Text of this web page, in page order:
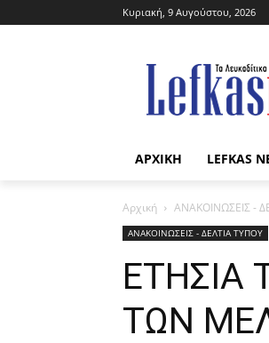
Κυριακή, 9 Αυγούστου, 2026
ΑΡΧΙΚΗ LEFKAS
Αρχική ΑΝΑΚΟΙΝΩΣΕΙΣ -
ΑΝΑΚΟΙΝΩΣΕΙΣ - ΔΕΛΤΙΑ ΤΥΠΟΥ
ΕΤΗΣΙΑ
ΤΩΝ